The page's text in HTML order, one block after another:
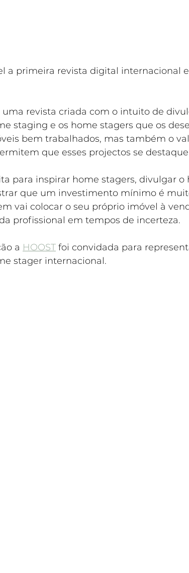
a primeira revista digital internacional
uma revista criada com o intuito de
staging e os home stagers que os
bem trabalhados, mas também o
que esses projectos se
para inspirar home stagers, divulgar o
que um investimento mínimo é
vai colocar o seu próprio imóvel à
profissional em tempos de incerteza.
a HOOST foi convidada para
stager internacional.